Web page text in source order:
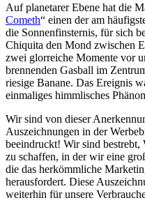
Auf planetarer Ebene hat die
Cometh“ einen der am
die Sonnenfinsternis, für sich
Chiquita den Mond zwischen
zwei glorreiche Momente vor
brennenden Gasball im
riesige Banane. Das Ereignis
einmaliges himmlisches
Wir sind von dieser
Auszeichnungen in der
beeindruckt! Wir sind bestrebt,
zu schaffen, in der wir eine
die das herkömmliche
herausfordert. Diese
weiterhin für unsere